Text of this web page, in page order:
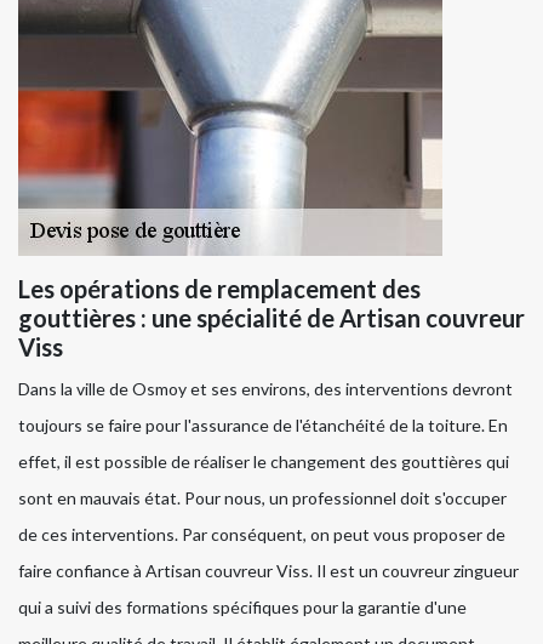
Les opérations de remplacement des
gouttières : une spécialité de Artisan couvreur
Viss
Dans la ville de Osmoy et ses environs, des interventions devront
toujours se faire pour l'assurance de l'étanchéité de la toiture. En
effet, il est possible de réaliser le changement des gouttières qui
sont en mauvais état. Pour nous, un professionnel doit s'occuper
de ces interventions. Par conséquent, on peut vous proposer de
faire confiance à Artisan couvreur Viss. Il est un couvreur zingueur
qui a suivi des formations spécifiques pour la garantie d'une